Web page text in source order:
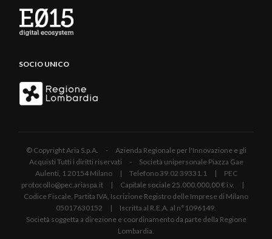
SOCIO UNICO
© Copyright Aria S.p.A. - Azienda Regionale per l'Innovazione e gli
Acquisti Tutti i diritti riservati - Società unipersonale Piazza Gae
Aulenti, 1 20154 Milano | Telefono 39.02 39331.1 | PEC
protocollo@pec.ariaspa.it | Capitale sociale 25.000.000,00 € i.v. |
Codice Fiscale, Partita IVA, Iscrizione Registro delle Imprese di Milano
05017630152 | Iscritta al R.E.A. al n°1096149.
Società soggetta a direzione e coordinamento da parte della Regione
Lombardia.